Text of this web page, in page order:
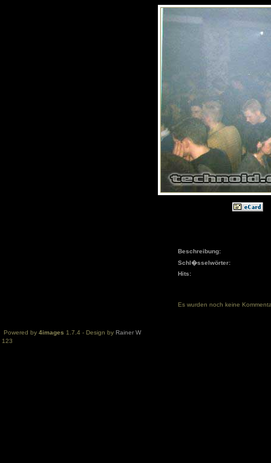
Beschreibung:
Schl�sselwörter:
Hits:
Es wurden noch keine
Powered by 4images 1.7.4 - Design by Rainer W
123